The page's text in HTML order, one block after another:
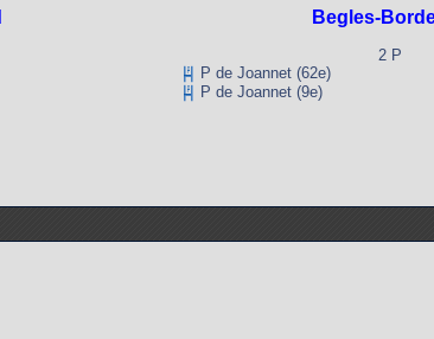
Begles-
2 P
P de Joannet (62e)
P de Joannet (9e)